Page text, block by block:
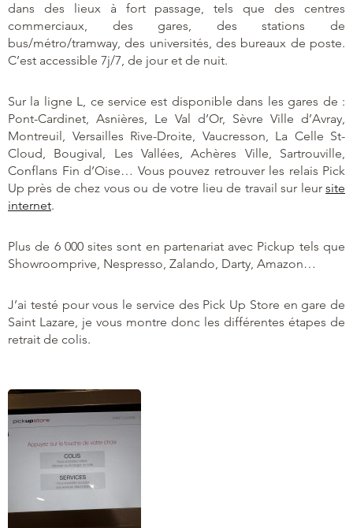
dans des lieux à fort passage, tels que des centres
commerciaux, des gares, des stations de
bus/métro/tramway, des universités, des bureaux de poste.
C’est accessible 7j/7, de jour et de nuit.
Sur la ligne L, ce service est disponible dans les gares de :
Pont-Cardinet, Asnières, Le Val d’Or, Sèvre Ville d’Avray,
Montreuil, Versailles Rive-Droite, Vaucresson, La Celle St-
Cloud, Bougival, Les Vallées, Achères Ville, Sartrouville,
Conflans Fin d’Oise… Vous pouvez retrouver les relais Pick
Up près de chez vous ou de votre lieu de travail sur leur site
internet.
Plus de 6 000 sites sont en partenariat avec Pickup tels que
Showroomprive, Nespresso, Zalando, Darty, Amazon…
J’ai testé pour vous le service des Pick Up Store en gare de
Saint Lazare, je vous montre donc les différentes étapes de
retrait de colis.